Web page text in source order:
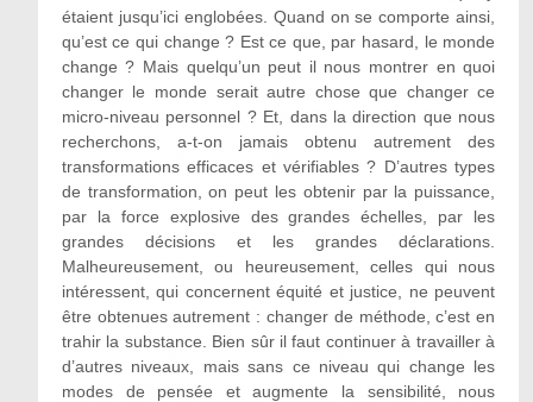
étaient jusqu’ici englobées. Quand on se comporte ainsi,
qu’est ce qui change ? Est ce que, par hasard, le monde
change ? Mais quelqu’un peut il nous montrer en quoi
changer le monde serait autre chose que changer ce
micro-niveau personnel ? Et, dans la direction que nous
recherchons, a-t-on jamais obtenu autrement des
transformations efficaces et vérifiables ? D’autres types
de transformation, on peut les obtenir par la puissance,
par la force explosive des grandes échelles, par les
grandes décisions et les grandes déclarations.
Malheureusement, ou heureusement, celles qui nous
intéressent, qui concernent équité et justice, ne peuvent
être obtenues autrement : changer de méthode, c’est en
trahir la substance. Bien sûr il faut continuer à travailler à
d’autres niveaux, mais sans ce niveau qui change les
modes de pensée et augmente la sensibilité, nous